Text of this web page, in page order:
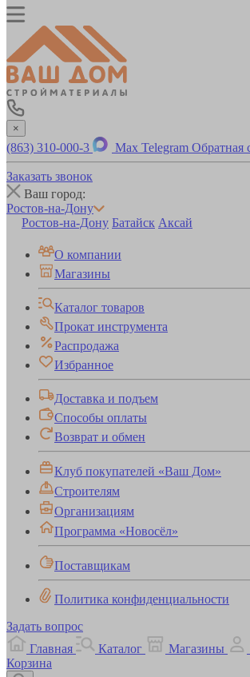
×
(863) 310-000-3 Max Telegram Обратная
Заказать звонок
Ваш город:
Ростов-на-Дону
Ростов-на-Дону Батайск Аксай
О компании
Магазины
Каталог товаров
Прокат инструмента
Распродажа
Избранное
Доставка и подъем
Способы оплаты
Возврат и обмен
Клуб покупателей «Ваш Дом»
Строителям
Организациям
Программа «Новосёл»
Поставщикам
Политика конфиденциальности
Задать вопрос
Главная
Каталог Магазины
Корзина